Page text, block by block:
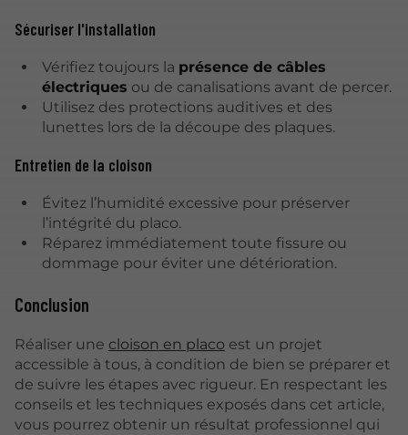
Sécuriser l'installation
Vérifiez toujours la présence de câbles
électriques ou de canalisations avant de percer.
Utilisez des protections auditives et des
lunettes lors de la découpe des plaques.
Entretien de la cloison
Évitez l’humidité excessive pour préserver
l’intégrité du placo.
Réparez immédiatement toute fissure ou
dommage pour éviter une détérioration.
Conclusion
Réaliser une cloison en placo est un projet
accessible à tous, à condition de bien se préparer et
de suivre les étapes avec rigueur. En respectant les
conseils et les techniques exposés dans cet article,
vous pourrez obtenir un résultat professionnel qui